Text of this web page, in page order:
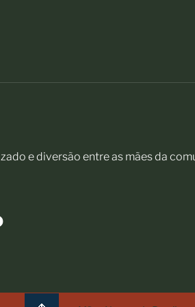
e diversão entre as mães da